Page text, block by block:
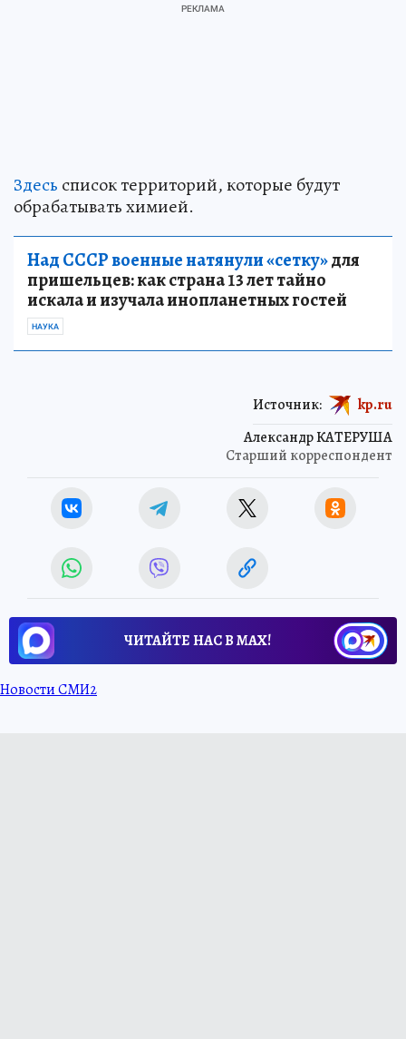
Здесь список территорий, которые будут
обрабатывать химией.
Над СССР военные натянули «сетку»для
пришельцев: как страна 13 лет тайно
искала и изучала инопланетных гостей
НАУКА
Александр КАТЕРУША
Старший корреспондент
Источник: kp.ru
ЧИТАЙТЕ НАС В МАХ!
Новости СМИ2